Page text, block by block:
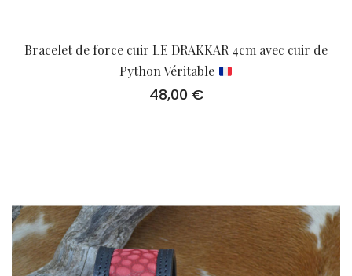
Bracelet de force cuir LE DRAKKAR 4cm avec cuir de
Python Véritable
48,00 €